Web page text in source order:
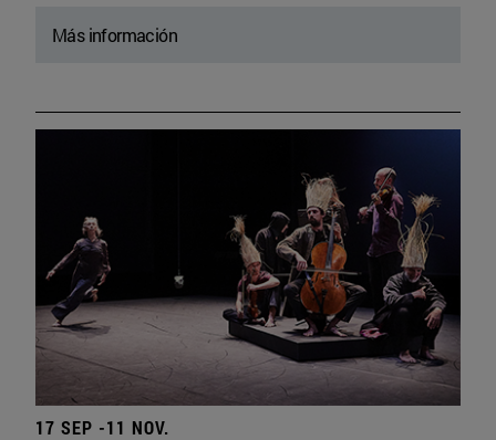
Más información
17 SEP -11 NOV.